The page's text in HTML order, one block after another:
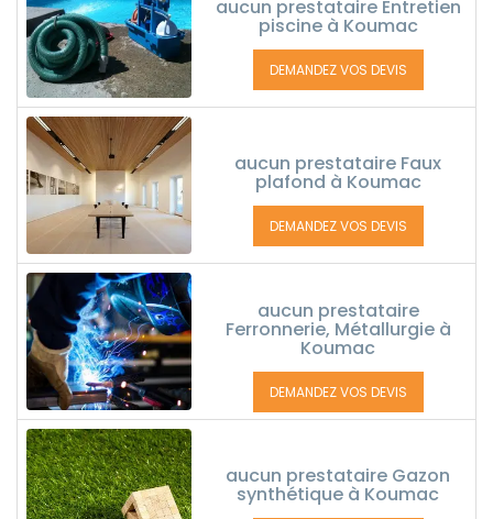
aucun prestataire Entretien
piscine à Koumac
DEMANDEZ VOS DEVIS
aucun prestataire Faux
plafond à Koumac
DEMANDEZ VOS DEVIS
aucun prestataire
Ferronnerie, Métallurgie à
Koumac
DEMANDEZ VOS DEVIS
aucun prestataire Gazon
synthétique à Koumac